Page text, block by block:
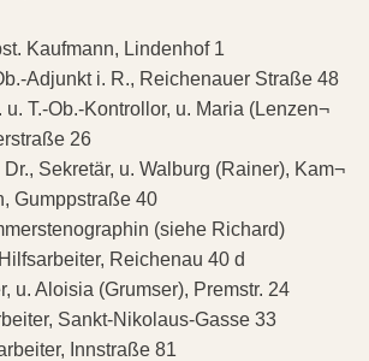
Kaufmann, Lindenhof 1
Adjunkt i. R., Reichenauer Straße 48
T.-Ob.-Kontrollor, u. Maria (Lenzen¬
26
Sekretär, u. Walburg (Rainer), Kam¬
Gumppstraße 40
(siehe Richard)
Reichenau 40 d
u. Aloisia (Grumser), Premstr. 24
Sankt-Nikolaus-Gasse 33
Innstraße 81